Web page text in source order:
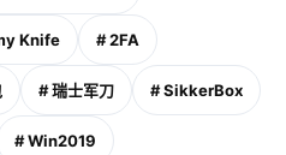
Knife # 2FA
# 瑞士军刀 # SikkerBox
# Win2019